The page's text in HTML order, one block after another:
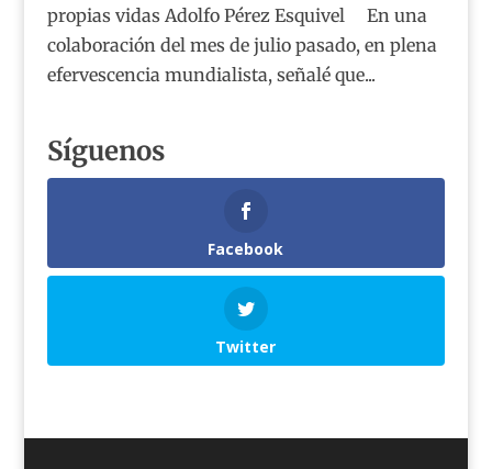
propias vidas Adolfo Pérez Esquivel En una
colaboración del mes de julio pasado, en plena
efervescencia mundialista, señalé que...
Síguenos
Facebook
Twitter